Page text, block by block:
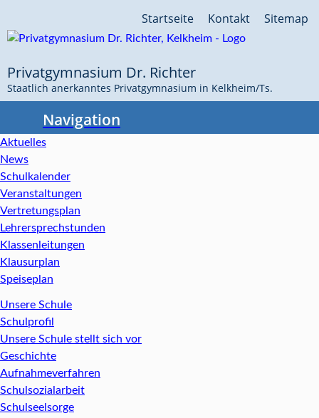
überspringen
Sitemap
Kontakt
Startseite
Privatgymnasium Dr. Richter
Staatlich anerkanntes Privatgymnasium in Kelkheim/Ts.
Navigation
Aktuelles
News
Schulkalender
Veranstaltungen
Vertretungsplan
Lehrersprechstunden
Klassenleitungen
Klausurplan
Speiseplan
Unsere Schule
Schulprofil
Unsere Schule stellt sich vor
Geschichte
Aufnahmeverfahren
Schulsozialarbeit
Schulseelsorge